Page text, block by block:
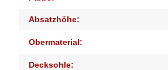
Absatzhöhe:
Obermaterial:
Decksohle: